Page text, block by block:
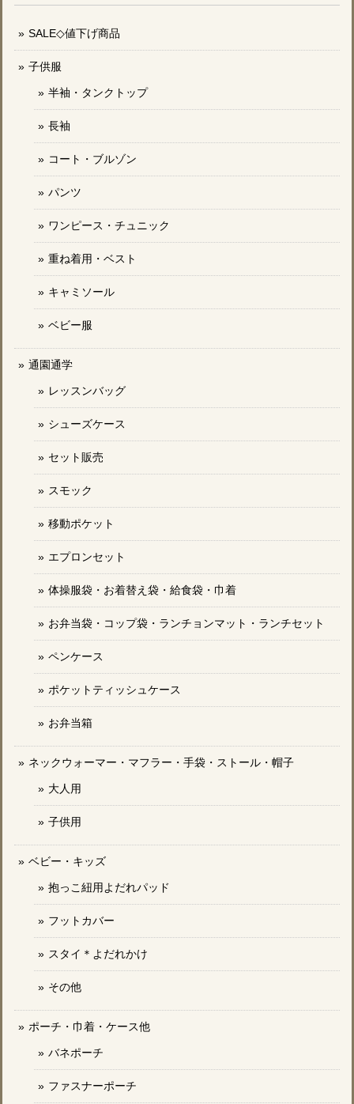
SALE◇値下げ商品
子供服
半袖・タンクトップ
長袖
コート・ブルゾン
パンツ
ワンピース・チュニック
重ね着用・ベスト
キャミソール
ベビー服
通園通学
レッスンバッグ
シューズケース
セット販売
スモック
移動ポケット
エプロンセット
体操服袋・お着替え袋・給食袋・巾着
お弁当袋・コップ袋・ランチョンマット・ランチセット
ペンケース
ポケットティッシュケース
お弁当箱
ネックウォーマー・マフラー・手袋・ストール・帽子
大人用
子供用
ベビー・キッズ
抱っこ紐用よだれパッド
フットカバー
スタイ＊よだれかけ
その他
ポーチ・巾着・ケース他
バネポーチ
ファスナーポーチ